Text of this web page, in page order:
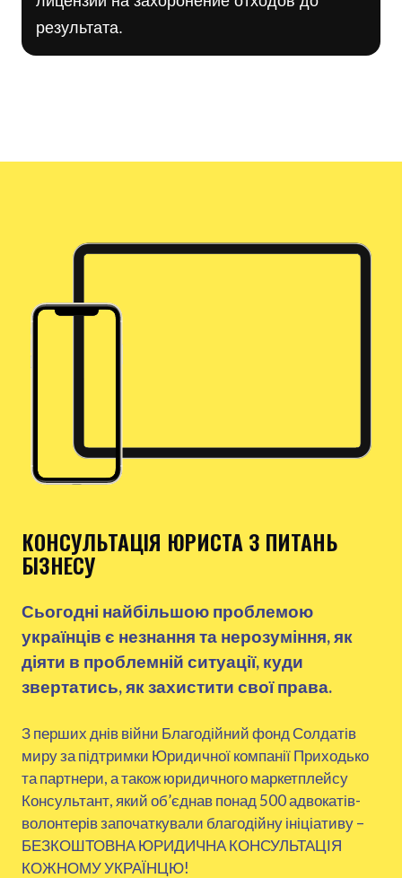
результата.
КОНСУЛЬТАЦІЯ ЮРИСТА З ПИТАНЬ
БІЗНЕСУ
Сьогодні найбільшою проблемою
українців є незнання та нерозуміння, як
діяти в проблемній ситуації, куди
звертатись, як захистити свої права.
З перших днів війни Благодійний фонд Солдатів
миру за підтримки Юридичної компанії Приходько
та партнери, а також юридичного маркетплейсу
Консультант, який об’єднав понад 500 адвокатів-
волонтерів започаткували благодійну ініціативу –
БЕЗКОШТОВНА ЮРИДИЧНА КОНСУЛЬТАЦІЯ
КОЖНОМУ УКРАЇНЦЮ!